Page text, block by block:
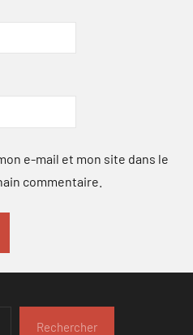
e-mail et mon site dans le
commentaire.
Rechercher